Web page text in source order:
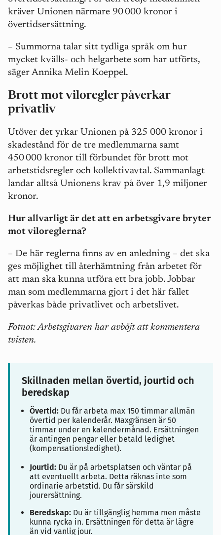
kräver Unionen närmare 90000 kronor i
övertidsersättning.
– Summorna talar sitt tydliga språk om hur
mycket kvälls- och helgarbete som har utförts,
säger Annika Melin Koeppel.
Brott mot viloregler påverkar
privatliv
Utöver det yrkar Unionen på 325 000 kronor i
skadestånd för de tre medlemmarna samt
450000 kronor till förbundet för brott mot
arbetstidsregler och kollektivavtal. Sammanlagt
landar alltså Unionens krav på över 1,9 miljoner
kronor.
Hur allvarligt är det att en arbetsgivare bryter
mot viloreglerna?
– De här reglerna finns av en anledning – det ska
ges möjlighet till återhämtning från arbetet för
att man ska kunna utföra ett bra jobb. Jobbar
man som medlemmarna gjort i det här fallet
påverkas både privatlivet och arbetslivet.
Fotnot: Arbetsgivaren har avböjt att kommentera
tvisten.
Skillnaden mellan övertid, jourtid och
beredskap
Övertid: Du får arbeta max 150 timmar allmän
övertid per kalenderår. Maxgränsen är 50
timmar under en kalendermånad. Ersättningen
är antingen pengar eller betald ledighet
(kompensationsledighet).
Jourtid: Du är på arbetsplatsen och väntar på
att eventuellt arbeta. Detta räknas inte som
ordinarie arbetstid. Du får särskild
jourersättning.
Beredskap: Du är tillgänglig hemma men måste
kunna rycka in. Ersättningen för detta är lägre
än vid vanlig jour.